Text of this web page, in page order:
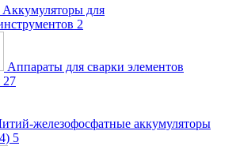
Аккумуляторы для
2
Аппараты для сварки элементов
27
железофосфатные аккумуляторы
5